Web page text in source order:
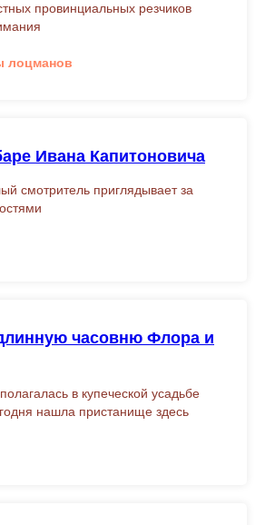
провинциальных резчиков
лоцманов
Ивана Капитоновича
смотритель приглядывает за
часовню Флора и
в купеческой усадьбе
нашла пристанище здесь